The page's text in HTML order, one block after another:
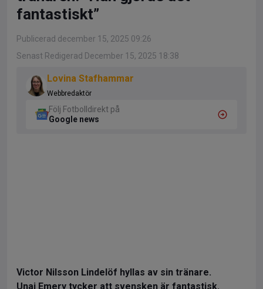
fantastiskt”
Publicerad december 15, 2025 09:26
Senast Redigerad December 15, 2025 18:38
Lovina Stafhammar
Webbredaktör
Följ Fotbolldirekt på
Google news
Victor Nilsson Lindelöf hyllas av sin tränare.
Unai Emery tycker att svensken är fantastisk.